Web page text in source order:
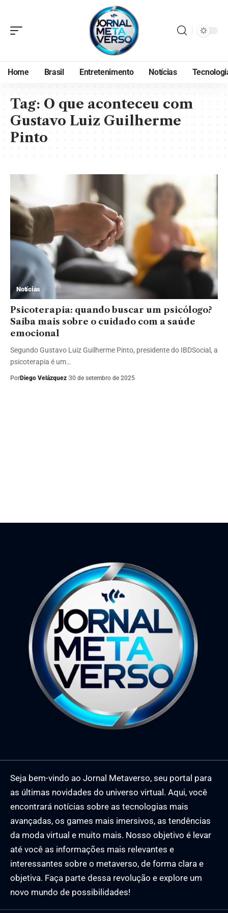
Home Brasil Entretenimento Notícias
Tag:O que aconteceu com
Gustavo Luiz Guilherme
Pinto
Notícias
Psicoterapia: quando buscar um psicólogo?
Saiba mais sobre o cuidado com a saúde
emocional
Segundo Gustavo Luiz Guilherme Pinto, presidente do IBDSocial, a
psicoterapia é um…
PorDiego Velázquez 30 de setembro de 2025
Seja bem-vindo ao Jornal Metaverso, seu portal para
as últimas novidades do universo virtual. Aqui, você
encontrará notícias sobre as tecnologias mais
avançadas, os games mais imersivos, as tendências
da moda virtual e muito mais. Nosso objetivo é levar
até você as informações mais relevantes e
interessantes sobre o metaverso, de forma clara e
objetiva. Faça parte dessa revolução e explore um
novo mundo de possibilidades!